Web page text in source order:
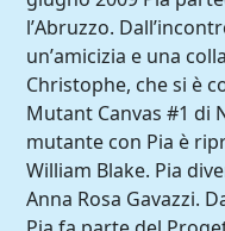
l’Abruzzo.
un’amicizia e una
Christophe, che si è
Mutant Canvas #1 di
mutante con Pia è
William Blake. Pia
Anna Rosa Gavazzi.